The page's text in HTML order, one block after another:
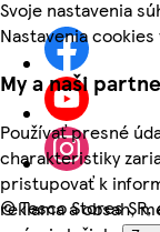
Svoje nastavenia
Nastavenia
My a naši
Používať presné
charakteristiky
pristupovať k
reklama a obsah,
©Tesco Stores SR,